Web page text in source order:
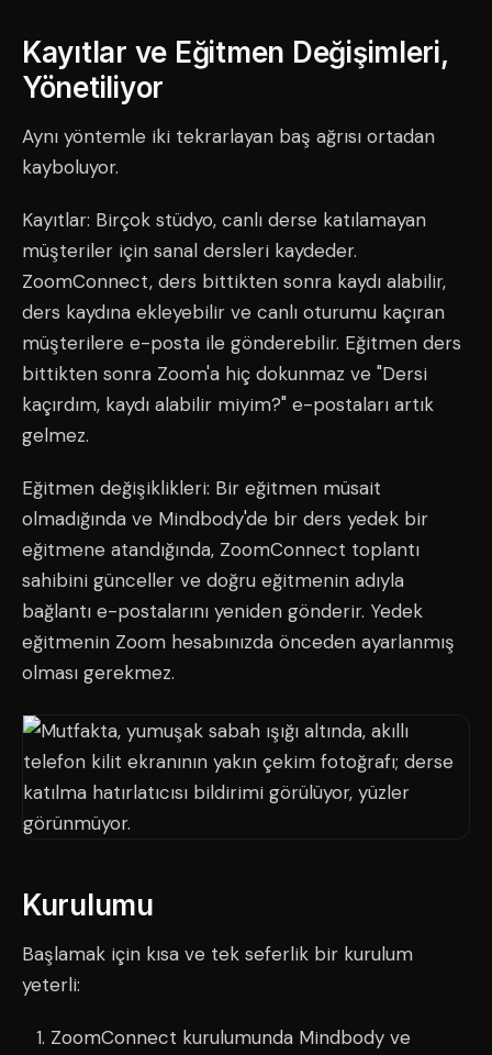
Kayıtlar ve Eğitmen Değişimleri,
Yönetiliyor
Aynı yöntemle iki tekrarlayan baş ağrısı ortadan
kayboluyor.
Kayıtlar: Birçok stüdyo, canlı derse katılamayan
müşteriler için sanal dersleri kaydeder.
ZoomConnect, ders bittikten sonra kaydı alabilir,
ders kaydına ekleyebilir ve canlı oturumu kaçıran
müşterilere e-posta ile gönderebilir. Eğitmen ders
bittikten sonra Zoom'a hiç dokunmaz ve "Dersi
kaçırdım, kaydı alabilir miyim?" e-postaları artık
gelmez.
Eğitmen değişiklikleri: Bir eğitmen müsait
olmadığında ve Mindbody'de bir ders yedek bir
eğitmene atandığında, ZoomConnect toplantı
sahibini günceller ve doğru eğitmenin adıyla
bağlantı e-postalarını yeniden gönderir. Yedek
eğitmenin Zoom hesabınızda önceden ayarlanmış
olması gerekmez.
Kurulumu
Başlamak için kısa ve tek seferlik bir kurulum
yeterli:
ZoomConnect kurulumunda Mindbody ve